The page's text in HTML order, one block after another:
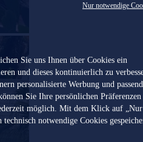
Nur notwendige
Sie uns Ihnen über Cookies ein
und dieses kontinuierlich zu
personalisierte Werbung und
Sie Ihre persönlichen Präferenzen
möglich. Mit dem Klick auf „Nur
notwendige Cookies